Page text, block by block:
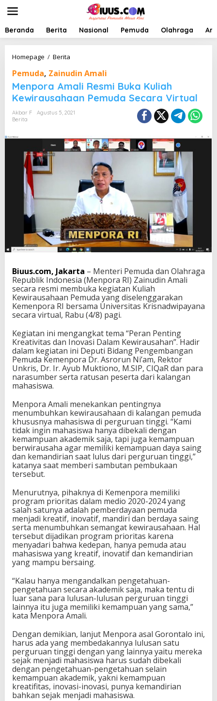
t
Beranda Berita Nasional Pemuda Olahraga
Homepage / Berita
n
p
o
r
a
A
l
i
u
k
a
K
u
a
h
K
e
w
i
a
u
s
a
h
a
P
e
m
u
d
a
S
e
r
a
V
r
t
u
a
l
Pemuda, Zainudin Amali
Menpora Amali Resmi Buka Kuliah
Kewirausahaan Pemuda Secara Virtual
Akbar F
Agustus 5, 2021
Berita
Biuus.com, Jakarta – Menteri Pemuda dan Olahraga
Republik Indonesia (Menpora RI) Zainudin Amali
secara resmi membuka kegiatan Kuliah
Kewirausahaan Pemuda yang diselenggarakan
Kemenpora RI bersama Universitas Krisnadwipayana
secara virtual, Rabu (4/8) pagi.
Kegiatan ini mengangkat tema “Peran Penting
Kreativitas dan Inovasi Dalam Kewirausahan”. Hadir
dalam kegiatan ini Deputi Bidang Pengembangan
Pemuda Kemenpora Dr. Asrorun Ni’am, Rektor
Unkris, Dr. Ir. Ayub Muktiono, M.SIP, CIQaR dan para
narasumber serta ratusan peserta dari kalangan
mahasiswa.
Menpora Amali menekankan pentingnya
menumbuhkan kewirausahaan di kalangan pemuda
khususnya mahasiswa di perguruan tinggi. “Kami
tidak ingin mahasiswa hanya dibekali dengan
kemampuan akademik saja, tapi juga kemampuan
berwirausaha agar memiliki kemampuan daya saing
dan kemandirian saat lulus dari perguruan tinggi,”
katanya saat memberi sambutan pembukaan
tersebut.
Menurutnya, pihaknya di Kemenpora memiliki
program prioritas dalam medio 2020-2024 yang
salah satunya adalah pemberdayaan pemuda
menjadi kreatif, inovatif, mandiri dan berdaya saing
serta menumbuhkan semangat kewirausahaan. Hal
tersebut dijadikan program prioritas karena
menyadari bahwa kedepan, hanya pemuda atau
mahasiswa yang kreatif, inovatif dan kemandirian
yang mampu bersaing.
“Kalau hanya mengandalkan pengetahuan-
pengetahuan secara akademik saja, maka tentu di
luar sana para lulusan-lulusan perguruan tinggi
lainnya itu juga memiliki kemampuan yang sama,”
kata Menpora Amali.
Dengan demikian, lanjut Menpora asal Gorontalo ini,
harus ada yang membedakannya lulusan satu
perguruan tinggi dengan yang lainnya yaitu mereka
sejak menjadi mahasiswa harus sudah dibekali
dengan pengetahuan-pengetahuan selain
kemampuan akademik, yakni kemampuan
kreatifitas, inovasi-inovasi, punya kemandirian
bahkan sejak menjadi mahasiswa.